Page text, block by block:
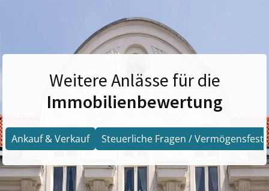
Weitere Anlässe für die
Immobilienbewertung
Ankauf & Verkauf Steuerliche Fragen /